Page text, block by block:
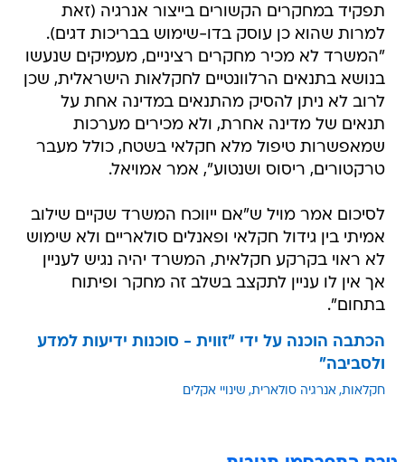
תפקיד במחקרים הקשורים בייצור אנרגיה (זאת
למרות שהוא כן עוסק בדו-שימוש בבריכות דגים).
"המשרד לא מכיר מחקרים רציניים, מעמיקים שנעשו
בנושא בתנאים הרלוונטיים לחקלאות הישראלית, שכן
לרוב לא ניתן להסיק מהתנאים במדינה אחת על
תנאים של מדינה אחרת, ולא מכירים מערכות
שמאפשרות טיפול מלא חקלאי בשטח, כולל מעבר
טרקטורים, ריסוס ושנטוע", אמר אמויאל.
לסיכום אמר מויל ש"אם ייווכח המשרד שקיים שילוב
אמיתי בין גידול חקלאי ופאנלים סולאריים ולא שימוש
לא ראוי בקרקע חקלאית, המשרד יהיה נגיש לעניין
אך אין לו עניין לתקצב בשלב זה מחקר ופיתוח
בתחום".
הכתבה הוכנה על ידי "זווית - סוכנות ידיעות למדע
ולסביבה"
חקלאות אנרגיה סולארית שינויי אקלים